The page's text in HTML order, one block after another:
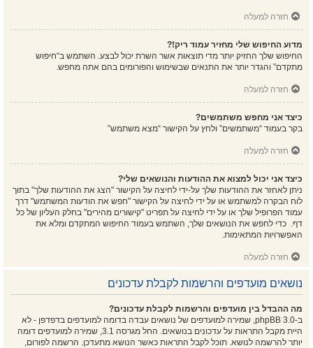
חזרה למעלה
מדוע החיפוש שלי מחזיר עמוד ריק!?
החיפוש שלך החזיק יותר מדי תוצאות אשר השרת יכול לבצע. השתמש ב“חיפוש
מתקדם” והגדר יותר את התנאים שבשימוש והפורומים בהם אתה מחפש.
חזרה למעלה
כיצד אני מחפש משתמשים?
בקר בעמוד “משתמשים” ולחץ על הקישור “מצא משתמש”
חזרה למעלה
כיצד אני יכול למצוא את ההודעות והנושאים שלי?
ניתן לאחזר את ההודעות שלך על-ידי לחיצה על הקישור "הצג את ההודעות שלך" בתוך
לוח הבקרה למשתמש או על ידי לחיצה על הקישור "חפש את הודעות המשתמש" דרך
עמוד הפרופיל שלך או על ידי לחיצה על תפריט "קישורים מהירים" בחלק העליון של כל
דף. כדי לחפש את הנושאים שלך, השתמש בעמוד החיפוש המתקדם ומלא את
האפשרויות המתאימות.
חזרה למעלה
נושאים מועדפים והרשמות לקבלת עדכונים
מה ההבדל בין מועדפים והרשמות לקבלת עדכונים?
ב-phpBB 3.0, שמירה למועדפים של נושאים עבדה בדומה למועדפים בדפדפן - לא
היית מקבל התראות על עדכונים בנושאים. החל מגרסה 3.1, שמירה למועדפים דומה
יותר להרשמה לנושא. תוכל לקבל התראות כאשר הנושא מתעדכן. הרשמה לפורום,